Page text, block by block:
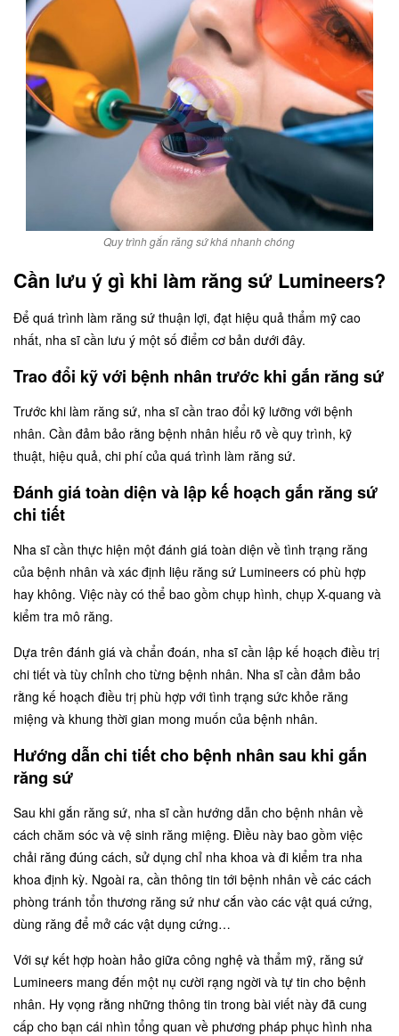
Quy trình gắn răng sứ khá nhanh chóng
Cần lưu ý gì khi làm răng sứ Lumineers?
Để quá trình làm răng sứ thuận lợi, đạt hiệu quả thẩm mỹ cao
nhất, nha sĩ cần lưu ý một số điểm cơ bản dưới đây.
Trao đổi kỹ với bệnh nhân trước khi gắn răng sứ
Trước khi làm răng sứ, nha sĩ cần trao đổi kỹ lưỡng với bệnh
nhân. Cần đảm bảo rằng bệnh nhân hiểu rõ về quy trình, kỹ
thuật, hiệu quả, chi phí của quá trình làm răng sứ.
Đánh giá toàn diện và lập kế hoạch gắn răng sứ
chi tiết
Nha sĩ cần thực hiện một đánh giá toàn diện về tình trạng răng
của bệnh nhân và xác định liệu răng sứ Lumineers có phù hợp
hay không. Việc này có thể bao gồm chụp hình, chụp X-quang và
kiểm tra mô răng.
Dựa trên đánh giá và chẩn đoán, nha sĩ cần lập kế hoạch điều trị
chi tiết và tùy chỉnh cho từng bệnh nhân. Nha sĩ cần đảm bảo
rằng kế hoạch điều trị phù hợp với tình trạng sức khỏe răng
miệng và khung thời gian mong muốn của bệnh nhân.
Hướng dẫn chi tiết cho bệnh nhân sau khi gắn
răng sứ
Sau khi gắn răng sứ, nha sĩ cần hướng dẫn cho bệnh nhân về
cách chăm sóc và vệ sinh răng miệng. Điều này bao gồm việc
chải răng đúng cách, sử dụng chỉ nha khoa và đi kiểm tra nha
khoa định kỳ. Ngoài ra, cần thông tin tới bệnh nhân về các cách
phòng tránh tổn thương răng sứ như cắn vào các vật quá cứng,
dùng răng để mở các vật dụng cứng…
Với sự kết hợp hoàn hảo giữa công nghệ và thẩm mỹ, răng sứ
Lumineers mang đến một nụ cười rạng ngời và tự tin cho bệnh
nhân. Hy vọng rằng những thông tin trong bài viết này đã cung
cấp cho bạn cái nhìn tổng quan về phương pháp phục hình nha